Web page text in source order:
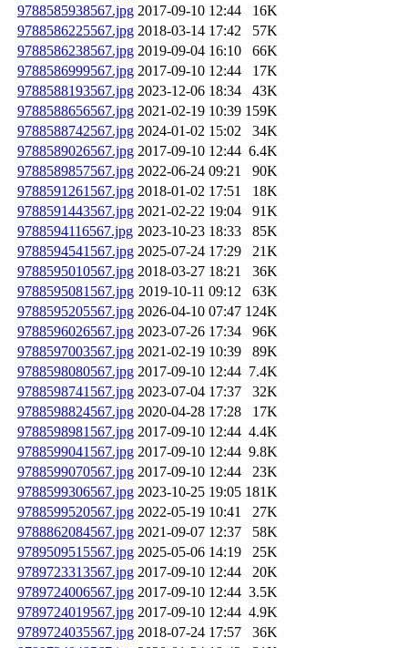
9788585938567.jpg 2017-09-10 12:44
16K
9788586225567.jpg 2018-03-14 17:42
57K
9788586238567.jpg 2019-09-04 16:10
66K
9788586999567.jpg 2017-09-10 12:44
17K
9788588193567.jpg 2023-12-06 18:34
43K
9788588656567.jpg 2021-02-19 10:39 159K
9788588742567.jpg 2024-01-02 15:02
34K
9788589026567.jpg 2017-09-10 12:44 6.4K
9788589857567.jpg 2022-06-24 09:21
90K
9788591261567.jpg 2018-01-02 17:51
18K
9788591443567.jpg 2021-02-22 19:04
91K
9788594116567.jpg 2023-10-23 18:33
85K
9788594541567.jpg 2025-07-24 17:29
21K
9788595010567.jpg 2018-03-27 18:21
36K
9788595081567.jpg 2019-10-11 09:12
63K
9788595205567.jpg 2026-04-10 07:47 124K
9788596026567.jpg 2023-07-26 17:34
96K
9788597003567.jpg 2021-02-19 10:39
89K
9788598080567.jpg 2017-09-10 12:44 7.4K
9788598741567.jpg 2023-07-04 17:37
32K
9788598824567.jpg 2020-04-28 17:28
17K
9788598981567.jpg 2017-09-10 12:44 4.4K
9788599041567.jpg 2017-09-10 12:44 9.8K
9788599070567.jpg 2017-09-10 12:44
23K
9788599306567.jpg 2023-10-25 19:05 181K
9788599520567.jpg 2022-05-19 10:41
27K
9788862084567.jpg 2021-09-07 12:37
58K
9789509515567.jpg 2025-05-06 14:19
25K
9789723313567.jpg 2017-09-10 12:44
20K
9789724006567.jpg 2017-09-10 12:44 3.5K
9789724019567.jpg 2017-09-10 12:44 4.9K
9789724035567.jpg 2018-07-24 17:57
36K